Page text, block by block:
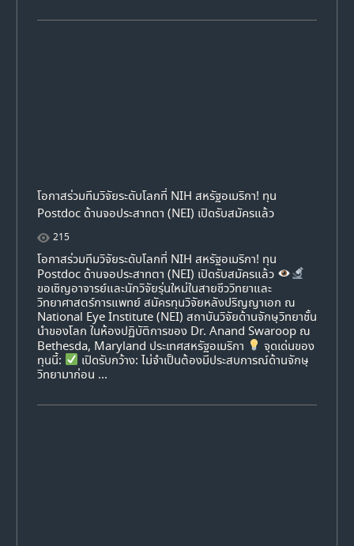
โอกาสร่วมทีมวิจัยระดับโลกที่ NIH สหรัฐอเมริกา! ทุน
Postdoc ด้านจอประสาทตา (NEI) เปิดรับสมัครแล้ว
215
โอกาสร่วมทีมวิจัยระดับโลกที่ NIH สหรัฐอเมริกา! ทุน
Postdoc ด้านจอประสาทตา (NEI) เปิดรับสมัครแล้ว
ขอเชิญอาจารย์และนักวิจัยรุ่นใหม่ในสายชีววิทยาและ
วิทยาศาสตร์การแพทย์ สมัครทุนวิจัยหลังปริญญาเอก ณ
National Eye Institute (NEI) สถาบันวิจัยด้านจักษุวิทยาชั้น
นำของโลก ในห้องปฏิบัติการของ Dr. Anand Swaroop ณ
Bethesda, Maryland ประเทศสหรัฐอเมริกา
จุดเด่นของ
ทุนนี้:
เปิดรับกว้าง: ไม่จำเป็นต้องมีประสบการณ์ด้านจักษุ
วิทยามาก่อน ...